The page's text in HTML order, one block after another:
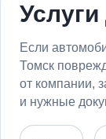
Если
Томск
от компании,
и нужные